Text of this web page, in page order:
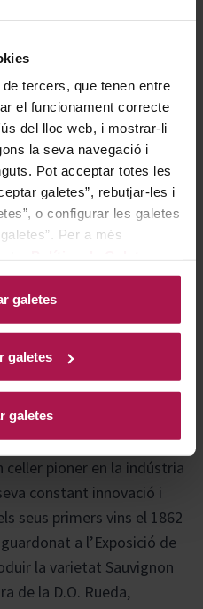
tercers, que tenen entre
el funcionament correcte
del lloc web, i mostrar-li
la seva navegació i
Pot acceptar totes les
galetes”, rebutjar-les i
o configurar les galetes
Per a més
galetes
galetes
galetes
paladars més exigents.
i formatges curats, i
carns vermelles, aus i
el conill, el cérvol, el
es preparen amb
de cada plat,
memorable.
el 1858 per D. Guillermo
celler pioner en la indústria
constant innovació i
seus primers vins el 1862
a l’Exposició de
la varietat Sauvignon
de la D.O. Rueda,